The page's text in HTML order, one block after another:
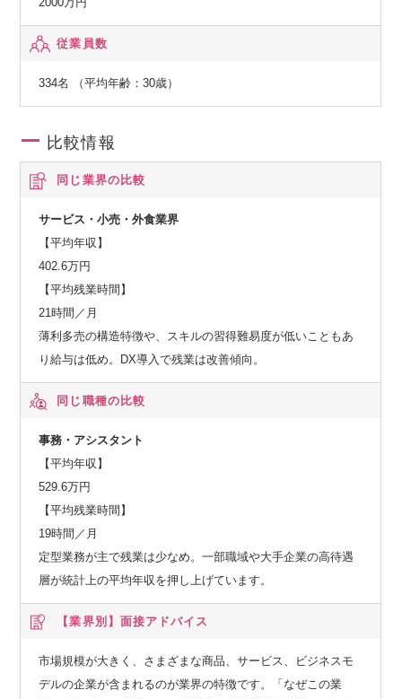
果や安全を確認する臨床試験（治験）を行うなど様々な事業
今後も新たな取り組みに挑戦することで、よりよい医療を目
従業員数
334名 （平均年齢：30歳）
比較情報
同じ業界の比較
サービス・小売・外食業界
【平均年収】
402.6万円
【平均残業時間】
21時間／月
薄利多売の構造特徴や、スキルの習得難易度が低いこともあ
り給与は低め。DX導入で残業は改善傾向。
同じ職種の比較
事務・アシスタント
【平均年収】
529.6万円
【平均残業時間】
19時間／月
定型業務が主で残業は少なめ。一部職域や大手企業の高待遇
層が統計上の平均年収を押し上げています。
【業界別】 面接アドバイス
市場規模が大きく、さまざまな商品、サービス、ビジネスモ
デルの企業が含まれるのが業界の特徴です。「なぜこの業